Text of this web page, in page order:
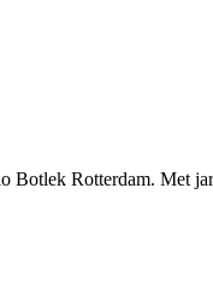
Botlek Rotterdam. Met